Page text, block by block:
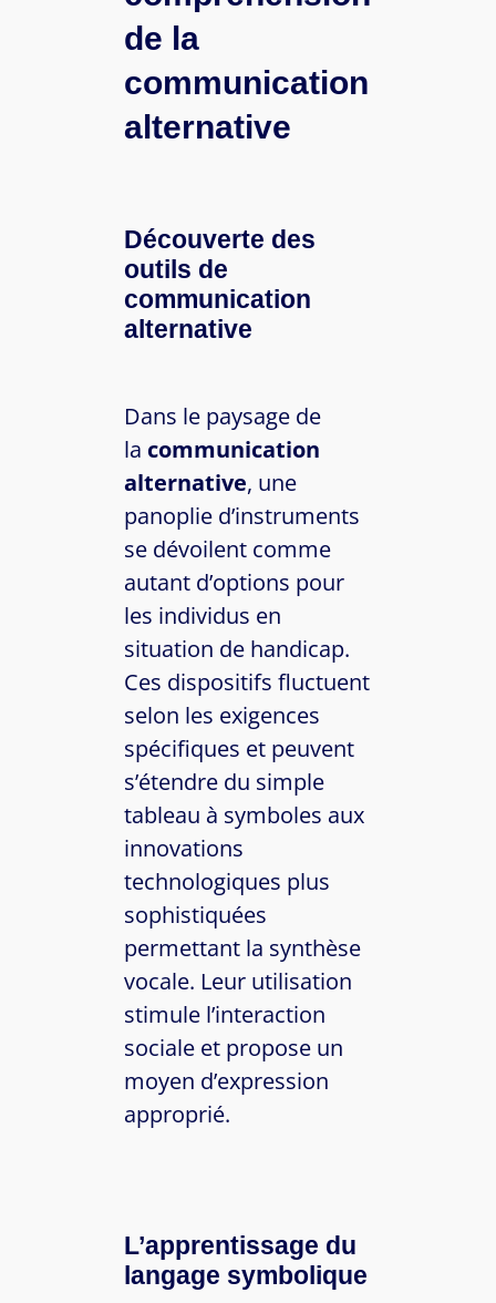
de la
communication
alternative
Découverte des
outils de
communication
alternative
Dans le paysage de
la communication
alternative, une
panoplie d’instruments
se dévoilent comme
autant d’options pour
les individus en
situation de handicap.
Ces dispositifs fluctuent
selon les exigences
spécifiques et peuvent
s’étendre du simple
tableau à symboles aux
innovations
technologiques plus
sophistiquées
permettant la synthèse
vocale. Leur utilisation
stimule l’interaction
sociale et propose un
moyen d’expression
approprié.
L’apprentissage du
langage symbolique